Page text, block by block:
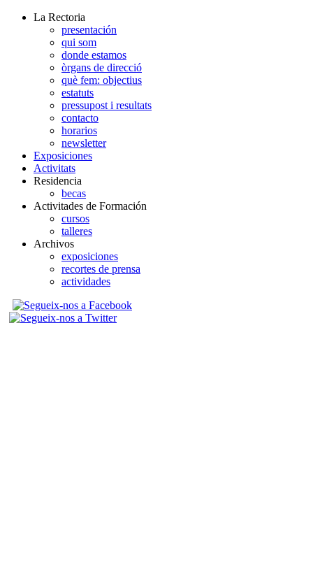
La Rectoria
presentación
qui som
donde estamos
òrgans de direcció
què fem: objectius
estatuts
pressupost i resultats
contacto
horarios
newsletter
Exposiciones
Activitats
Residencia
becas
Activitades de Formación
cursos
talleres
Archivos
exposiciones
recortes de prensa
actividades